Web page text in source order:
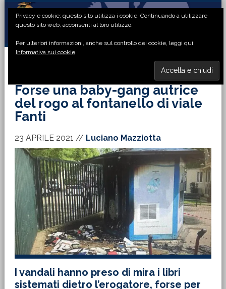
Passa
primaria
Passa
principale
Passa
laterale
Passa
di
Forse una baby-gang autrice
del rogo al fontanello di viale
Fanti
23 APRILE 2021 // Luciano Mazziotta
I vandali hanno preso di mira i libri
sistemati dietro l’erogatore, forse per
Privacy e cookie: questo sito utilizza i cookie. Continuando a utilizzare
questo sito web, acconsenti al loro utilizzo.
Per ulteriori informazioni, anche sul controllo dei cookie, leggi qui:
Informativa sui cookie